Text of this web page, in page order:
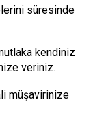
süresinde
kendiniz
veriniz.
müşavirinize